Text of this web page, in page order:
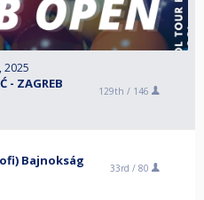
2025
- ZAGREB
129th / 146
Bajnokság
33rd / 80